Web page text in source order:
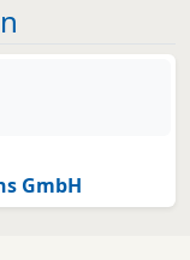
oder Logo hinterlegt
GmbH